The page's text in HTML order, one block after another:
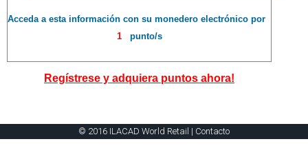
Acceda a esta información con su monedero electrónico por
1
punto/s
Regístrese y adquiera puntos ahora!
© 2016 ILACAD World Retail | Contacto